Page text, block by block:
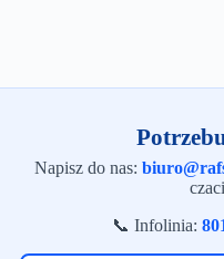
Napisz do nas:
📞 Infolinia: